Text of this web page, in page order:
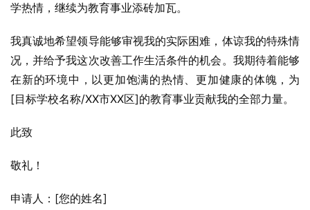
学热情，继续为教育事业添砖加瓦。
我真诚地希望领导能够审视我的实际困难，体谅我的特殊情
况，并给予我这次改善工作生活条件的机会。我期待着能够
在新的环境中，以更加饱满的热情、更加健康的体魄，为
[目标学校名称/XX市XX区]的教育事业贡献我的全部力量。
此致
敬礼！
申请人：[您的姓名]